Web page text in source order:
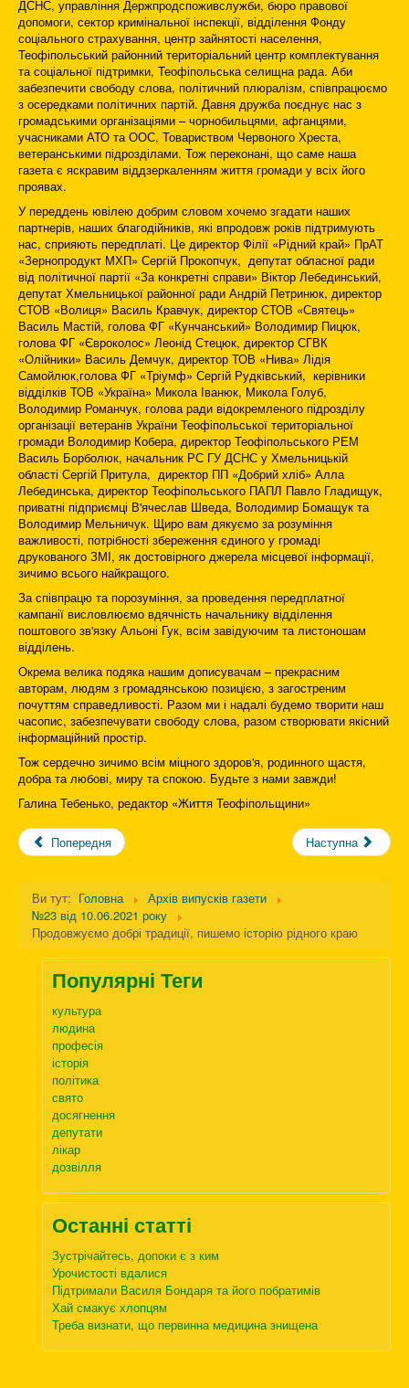
ДСНС, управління Держпродспоживслужби, бюро правової
допомоги, сектор кримінальної інспекції, відділення Фонду
соціального страхування, центр зайнятості населення,
Теофіпольський районний територіальний центр комплектування
та соціальної підтримки, Теофіпольська селищна рада. Аби
забезпечити свободу слова, політичний плюралізм, співпрацюємо
з осередками політичних партій. Давня дружба поєднує нас з
громадськими організаціями – чорнобильцями, афганцями,
учасниками АТО та ООС, Товариством Червоного Хреста,
ветеранськими підрозділами. Тож переконані, що саме наша
газета є яскравим віддзеркаленням життя громади у всіх його
проявах.
У переддень ювілею добрим словом хочемо згадати наших
партнерів, наших благодійників, які впродовж років підтримують
нас, сприяють передплаті. Це директор Філії «Рідний край» ПрАТ
«Зернопродукт МХП» Сергій Прокопчук, депутат обласної ради
від політичної партії «За конкретні справи» Віктор Лебединський,
депутат Хмельницької районної ради Андрій Петринюк, директор
СТОВ «Волиця» Василь Кравчук, директор СТОВ «Святець»
Василь Мастій, голова ФГ «Кунчанський» Володимир Пицюк,
голова ФГ «Євроколос» Леонід Стецюк, директор СГВК
«Олійники» Василь Демчук, директор ТОВ «Нива» Лідія
Самойлюк,голова ФГ «Тріумф» Сергій Рудківський, керівники
відділків ТОВ «Україна» Микола Іванюк, Микола Голуб,
Володимир Романчук, голова ради відокремленого підрозділу
організації ветеранів України Теофіпольської територіальної
громади Володимир Кобера, директор Теофіпольського РЕМ
Василь Борболюк, начальник РС ГУ ДСНС у Хмельницькій
області Сергій Притула, директор ПП «Добрий хліб» Алла
Лебединська, директор Теофіпольського ПАПЛ Павло Гладищук,
приватні підприємці В'ячеслав Шведа, Володимир Бомащук та
Володимир Мельничук. Щиро вам дякуємо за розуміння
важливості, потрібності збереження єдиного у громаді
друкованого ЗМІ, як достовірного джерела місцевої інформації,
зичимо всього найкращого.
За співпрацю та порозуміння, за проведення передплатної
кампанії висловлюємо вдячність начальнику відділення
поштового зв'язку Альоні Гук, всім завідуючим та листоношам
відділень.
Окрема велика подяка нашим дописувачам – прекрасним
авторам, людям з громадянською позицією, з загостреним
почуттям справедливості. Разом ми і надалі будемо творити наш
часопис, забезпечувати свободу слова, разом створювати якісний
інформаційний простір.
Тож сердечно зичимо всім міцного здоров'я, родинного щастя,
добра та любові, миру та спокою. Будьте з нами завжди!
Галина Тебенько, редактор «Життя Теофіпольщини»
Попередня Наступна
Ви тут: Головна
Архів випусків газети
№23 від 10.06.2021 року
Продовжуємо добрі традиції, пишемо історію рідного краю
Популярні Теги
культура
людина
професія
історія
політика
свято
досягнення
депутати
лікар
дозвілля
Останні статті
Зустрічайтесь, допоки є з ким
Урочистості вдалися
Підтримали Василя Бондаря та його побратимів
Хай смакує хлопцям
Треба визнати, що первинна медицина знищена